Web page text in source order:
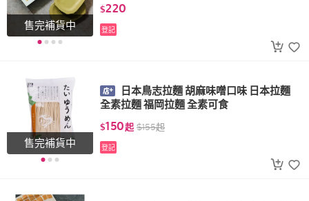
售完補貨中
$220
登記
售完補貨中
日本鳥志拉麵 胡麻味噌口味 日本拉麵
全素拉麵 福岡拉麵 全素可食
$150起 $155起
登記